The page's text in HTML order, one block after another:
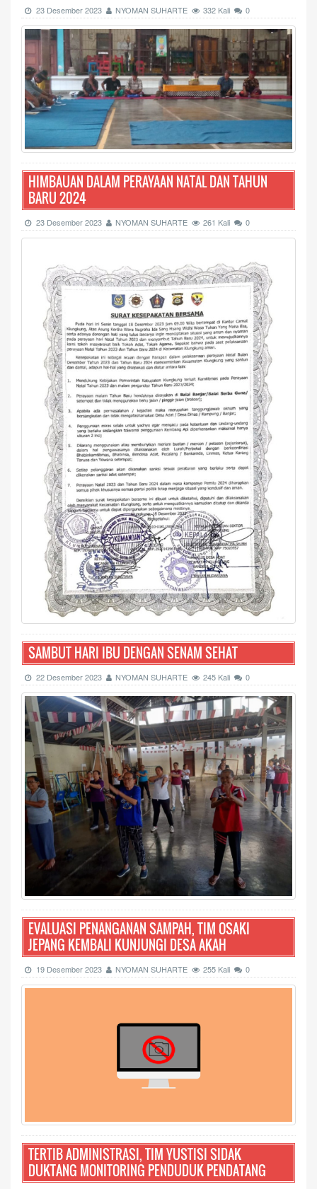
23 Desember 2023 NYOMAN SUHARTE 332 Kali 0
HIMBAUAN DALAM PERAYAAN NATAL DAN TAHUN
BARU 2024
23 Desember 2023 NYOMAN SUHARTE 261 Kali 0
SAMBUT HARI IBU DENGAN SENAM SEHAT
22 Desember 2023 NYOMAN SUHARTE 245 Kali 0
EVALUASI PENANGANAN SAMPAH, TIM OSAKI
JEPANG KEMBALI KUNJUNGI DESA AKAH
19 Desember 2023 NYOMAN SUHARTE 255 Kali 0
TERTIB ADMINISTRASI, TIM YUSTISI SIDAK
DUKTANG MONITORING PENDUDUK PENDATANG